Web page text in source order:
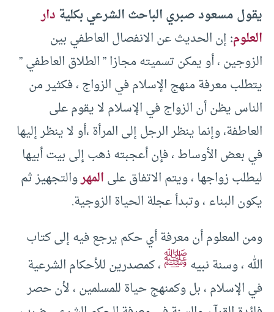
يقول مسعود صبري الباحث الشرعي بكليةدار
العلوم:إن الحديث عن الانفصال العاطفي بين
الزوجين ، أو يمكن تسميته مجازا ” الطلاق العاطفي ”
يتطلب معرفة منهج الإسلام في الزواج ، فكثير من
الناس يظن أن الزواج في الإسلام لا يقوم على
العاطفة، وإنما ينظر الرجل إلى المرأة ،أو لا ينظر إليها
في بعض الأوساط ، فإن أعجبته ذهب إلى بيت أبيها
ليطلب زواجها ، ويتم الاتفاق علىالمهروالتجهيز ثم
يكون البناء ، وتبدأ عجلة الحياة الزوجية.
ومن المعلوم أن معرفة أي حكم يرجع فيه إلى كتاب
الله ، وسنة نبيهﷺ، كمصدرين للأحكام الشرعية
في الإسلام ، بل وكمنهج حياة للمسلمين ، لأن حصر